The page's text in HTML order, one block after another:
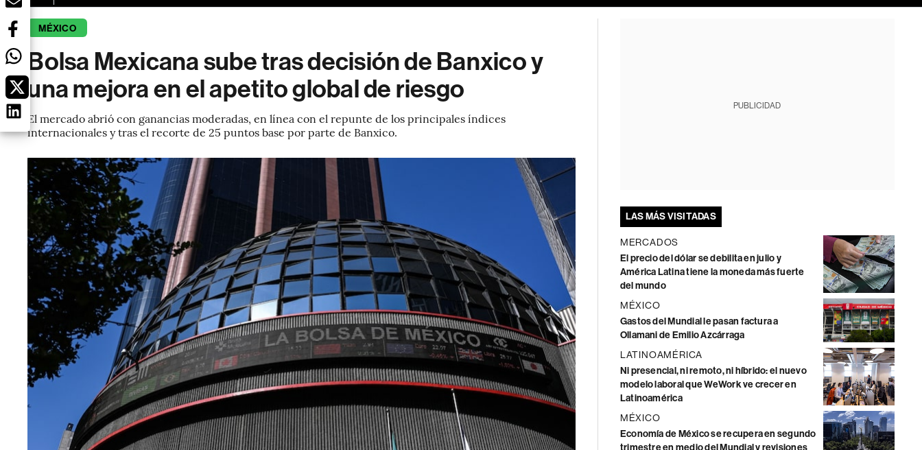
MÉXICO
Bolsa Mexicana sube tras decisión de Banxico y
una mejora en el apetito global de riesgo
El mercado abrió con ganancias moderadas, en línea con el repunte de los principales índices
internacionales y tras el recorte de 25 puntos base por parte de Banxico.
PUBLICIDAD
LAS MÁS VISITADAS
MERCADOS
El precio del dólar se debilita en julio y
América Latina tiene la moneda más fuerte
del mundo
MÉXICO
Gastos del Mundial le pasan factura a
Ollamani de Emilio Azcárraga
LATINOAMÉRICA
Ni presencial, ni remoto, ni híbrido: el nuevo
modelo laboral que WeWork ve crecer en
Latinoamérica
MÉXICO
Economía de México se recupera en segundo
trimestre en medio del Mundial y revisiones